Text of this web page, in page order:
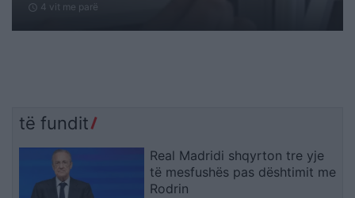
schedule 4 vit me parë
të fundit
Real Madridi shqyrton tre yje
të mesfushës pas dështimit me
Rodrin